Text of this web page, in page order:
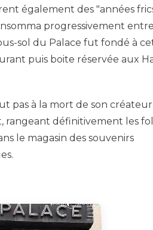
également des "années
progressivement
sol du Palace fut fondé à
puis boite réservée aux
pas à la mort de son créateur
rangeant définitivement les
le magasin des souvenirs